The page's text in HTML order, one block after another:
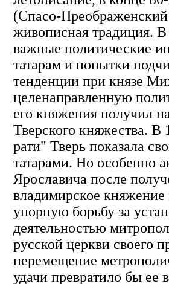
(Спасо-Преображенский
живописная традиция. В
важные политические
татарам и попытки
тенденции при князе
целенаправленную
его княжения получил
Тверского княжества.
рати" Тверь показала
татарами. Но особенно
Ярославича после
владимирское княжение
упорную борьбу за
деятельностью
русской церкви своего
перемещение
удачи превратило бы ее